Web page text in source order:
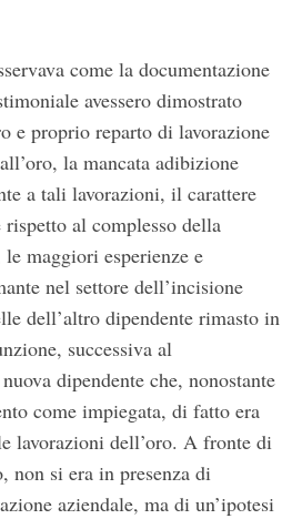
come la documentazione
avessero dimostrato
e proprio reparto di lavorazione
la mancata adibizione
a tali lavorazioni, il carattere
al complesso della
maggiori esperienze e
nel settore dell’incisione
dell’altro dipendente rimasto in
successiva al
dipendente che, nonostante
come impiegata, di fatto era
lavorazioni dell’oro. A fronte di
non si era in presenza di
aziendale, ma di un’ipotesi